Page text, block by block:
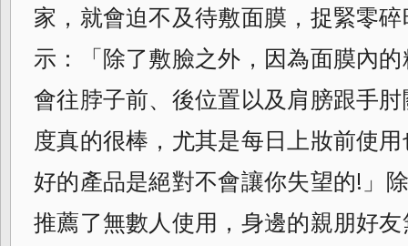
家， 就會迫不及待敷面膜，捉緊零
示：「除了敷臉之外，因為面膜內
會往脖子前、 後位置以及肩膀跟手
度真的很棒， 尤其是每日上妝前使
好的產品是絕對不會讓你失望的!」
推薦了無數人使用，身邊的親朋好